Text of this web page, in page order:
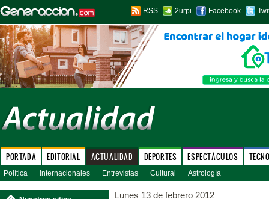
RSS 2urpi Facebook
PORTADA EDITORIAL ACTUALIDAD DEPORTES ESPECTÁCULOS
Política Internacionales Entrevistas Cultural Astrología
Lunes 13 de febrero 2012